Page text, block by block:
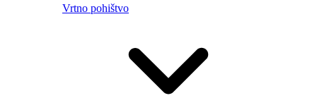
Vrtno pohištvo